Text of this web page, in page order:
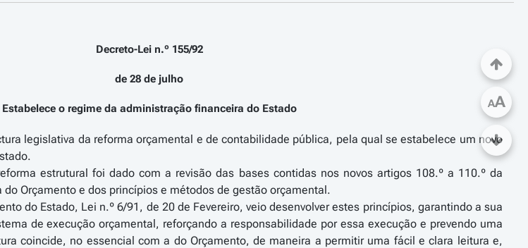
Decreto-Lei n.º 155/92
de 28 de julho
Estabelece o regime da administração financeira do Estado
legislativa da reforma orçamental e de contabilidade pública, pela qual se estabelece um novo
estrutural foi dado com a revisão das bases contidas nos novos artigos 108.º a 110.º da
Orçamento e dos princípios e métodos de gestão orçamental.
do Estado, Lei n.º 6/91, de 20 de Fevereiro, veio desenvolver estes princípios, garantindo a sua
de execução orçamental, reforçando a responsabilidade por essa execução e prevendo uma
coincide, no essencial com a do Orçamento, de maneira a permitir uma fácil e clara leitura e,
AA